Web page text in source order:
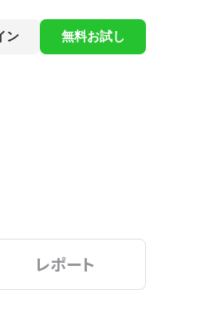
ン 無料お試し
レポート